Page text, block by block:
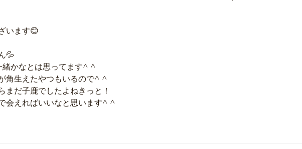
います😊
💦
緒かなとは思ってます^ ^
角生えたやつもいるので^ ^
まだ子鹿でしたよねきっと！
会えればいいなと思います^ ^